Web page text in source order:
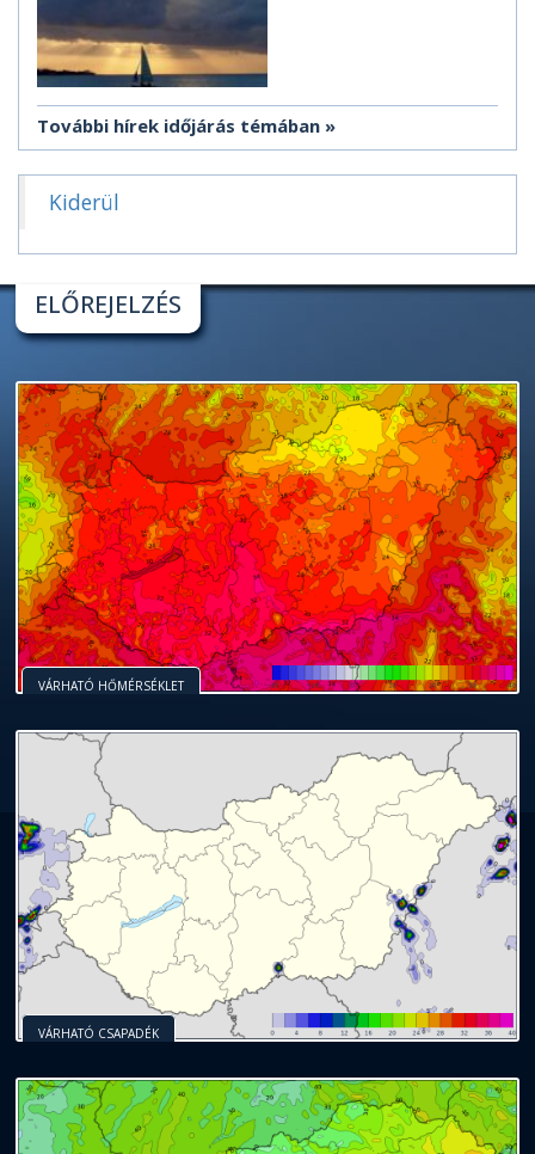
További hírek időjárás témában
Kiderül
ELŐREJELZÉS
VÁRHATÓ HŐMÉRSÉKLET
VÁRHATÓ CSAPADÉK